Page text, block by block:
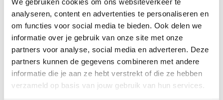
analyseren, content en advertenties te personaliseren en
om functies voor social media te bieden. Ook delen we
informatie over je gebruik van onze site met onze
partners voor analyse, social media en adverteren. Deze
partners kunnen de gegevens combineren met andere
informatie die je aan ze hebt verstrekt of die ze hebben
verzameld op basis van jouw gebruik van hun services.
Tips voor in een lunchroom,
restaurant of kantine
Ook als je buiten de deur luncht kun je gezonde